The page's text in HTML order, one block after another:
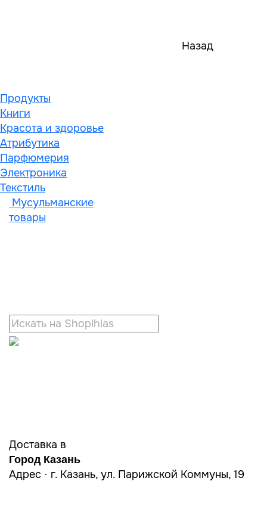
Назад
Продукты
Книги
Красота и здоровье
Атрибутика
Парфюмерия
Электроника
Текстиль
Мусульманские
товары
Доставка в
Город Казань
Адрес · г. Казань, ул. Парижской Коммуны, 19